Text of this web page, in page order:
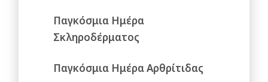
Παγκόσμια Ημέρα
Σκληροδέρματος
Παγκόσμια Ημέρα Αρθρίτιδας